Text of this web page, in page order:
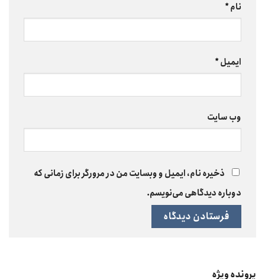
نام*
ایمیل*
وب‌ سایت
ذخیره نام، ایمیل و وبسایت من در مرورگر برای زمانی که
دوباره دیدگاهی می‌نویسم.
پرونده ویژه